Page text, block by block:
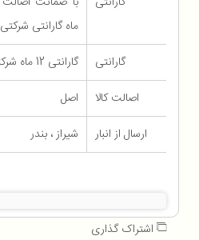
ماه گارانتی شرکتی
گارانتی
گارانتی 12 ماه شرکتی
اصالت کالا
اصل
ارسال از انبار
شیراز ، بندر
اشتراک گذاری